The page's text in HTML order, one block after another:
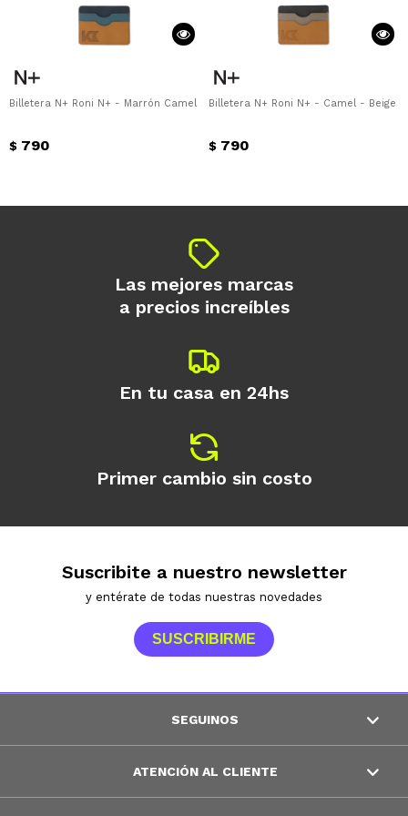
Billetera N+ Roni N+ - Marrón Camel - Azul
$ 790
Billetera N+ Roni N+ - Camel - Beige -
$ 790
Las mejores marcas
a precios increíbles
En tu casa en 24hs
Primer cambio sin costo
Suscribite a nuestro newsletter
y entérate de todas nuestras novedades
SUSCRIBIRME
SEGUINOS
ATENCIÓN AL CLIENTE